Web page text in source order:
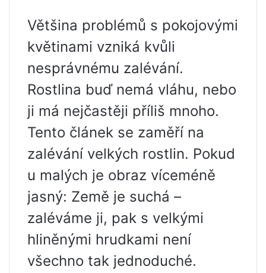
Většina problémů s pokojovými
květinami vzniká kvůli
nesprávnému zalévání.
Rostlina buď nemá vláhu, nebo
ji má nejčastěji příliš mnoho.
Tento článek se zaměří na
zalévání velkých rostlin. Pokud
u malých je obraz víceméně
jasný: Země je suchá –
zaléváme ji, pak s velkými
hliněnými hrudkami není
všechno tak jednoduché.